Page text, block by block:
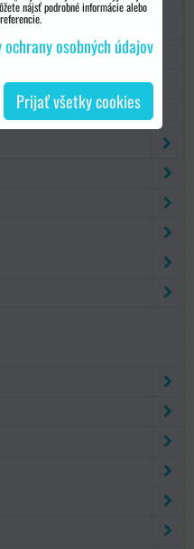
nájsť podrobné informácie alebo
ochrany osobných údajov
Prijať všetky cookies